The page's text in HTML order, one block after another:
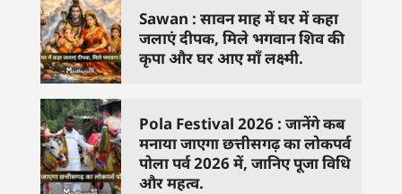
Sawan : सावन माह में घर में कहा
जलाएं दीपक, मिले भगवान शिव की
कृपा और घर आए माँ लक्ष्मी.
Pola Festival 2026 : जानेंगे कब
मनाया जाएगा छत्तीसगढ़ का लोकपर्व
पोला पर्व 2026 में, जानिए पूजा विधि
और महत्व.